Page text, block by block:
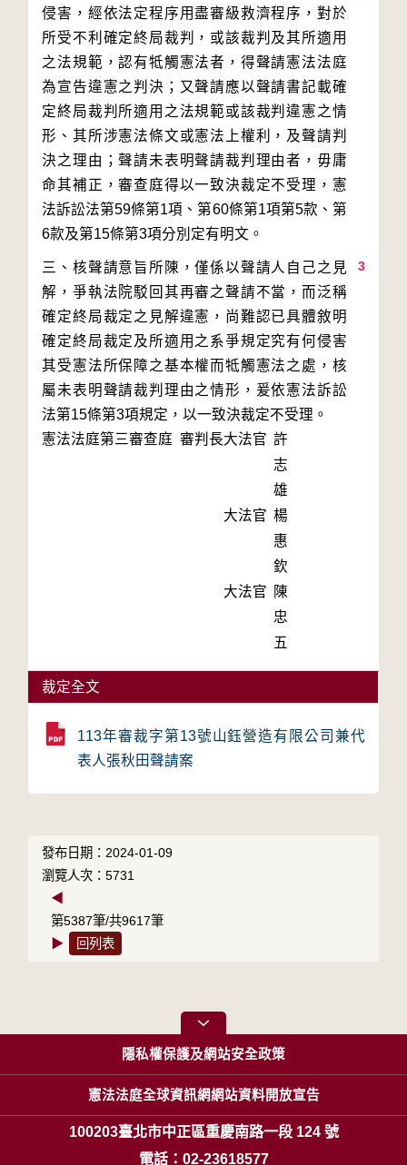
侵害，經依法定程序用盡審級救濟程序，對於
所受不利確定終局裁判，或該裁判及其所適用
之法規範，認有牴觸憲法者，得聲請憲法法庭
為宣告違憲之判決；又聲請應以聲請書記載確
定終局裁判所適用之法規範或該裁判違憲之情
形、其所涉憲法條文或憲法上權利，及聲請判
決之理由；聲請未表明聲請裁判理由者，毋庸
命其補正，審查庭得以一致決裁定不受理，憲
法訴訟法第59條第1項、第60條第1項第5款、第
3
三、核聲請意旨所陳，僅係以聲請人自己之見
解，爭執法院駁回其再審之聲請不當，而泛稱
確定終局裁定之見解違憲，尚難認已具體敘明
確定終局裁定及所適用之系爭規定究有何侵害
其受憲法所保障之基本權而牴觸憲法之處，核
屬未表明聲請裁判理由之情形，爰依憲法訴訟
法第15條第3項規定，以一致決裁定不受理。
憲法法庭第三審查庭 審判長大法官 許
志
雄
大法官 楊
惠
欽
大法官
陳
忠
五
裁定全文
113年審裁字第13號山鈺營造有限公司兼代
表人張秋田聲請案
發布日期：2024-01-09
瀏覽人次：5731
◀
第5387筆/共9617筆
▶
回列表
隱私權保護及網站安全政策
憲法法庭全球資訊網網站資料開放宣告
100203臺北市中正區重慶南路一段 124 號
電話：02-23618577